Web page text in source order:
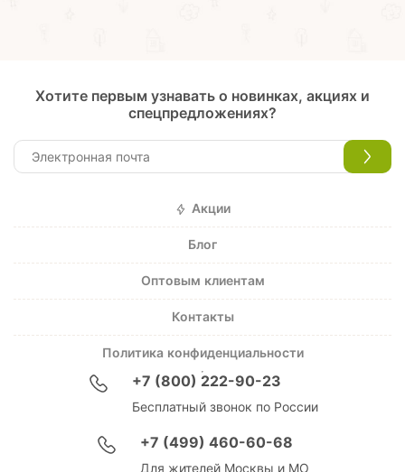
Хотите первым узнавать о новинках, акциях и
спецпредложениях?
Акции
Блог
Оптовым клиентам
Контакты
Политика конфиденциальности
+7 (800) 222-90-23
Бесплатный звонок по России
+7 (499) 460-60-68
Для жителей Москвы и МО